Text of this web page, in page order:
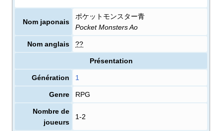
Nom japonais
ポケットモンスター青
Pocket Monsters Ao
Nom anglais ??
Présentation
Génération 1
Genre RPG
Nombre de
joueurs
1-2